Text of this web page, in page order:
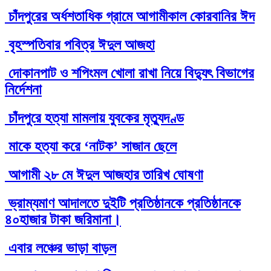
চাঁদপুরের অর্ধশতাধিক গ্রামে আগামীকাল কোরবানির ঈদ
বৃহস্পতিবার পবিত্র ঈদুল আজহা
দোকানপাট ও শপিংমল খোলা রাখা নিয়ে বিদ্যুৎ বিভাগের
নির্দেশনা
চাঁদপুরে হত্যা মামলায় যুবকের মৃত্যুদণ্ড
মাকে হত্যা করে ‘নাটক’ সাজান ছেলে
আগামী ২৮ মে ঈদুল আজহার তারিখ ঘোষণা
ভ্রাম্যমাণ আদালতে দুইটি প্রতিষ্ঠানকে প্রতিষ্ঠানকে
৪০হাজার টাকা জরিমানা।
এবার লঞ্চের ভাড়া বাড়ল